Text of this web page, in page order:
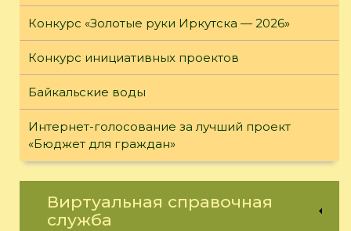
Конкурс «Золотые руки Иркутска — 2026»
Конкурс инициативных проектов
Байкальские воды
Интернет-голосование за лучший проект
«Бюджет для граждан»
Виртуальная справочная
служба